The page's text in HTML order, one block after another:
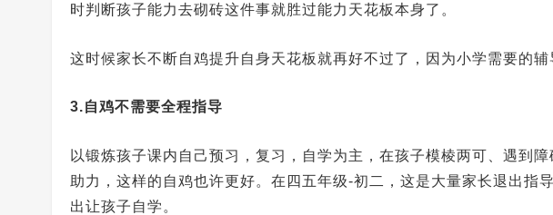
时判断孩子能力去砌砖这件事就胜过能力天花板本身了。
这时候家长不断自鸡提升自身天花板就再好不过了，因为小学需要的辅
3.自鸡不需要全程指导
以锻炼孩子课内自己预习，复习，自学为主，在孩子模棱两可、遇到
助力，这样的自鸡也许更好。在四五年级-初二，这是大量家长退出指
出让孩子自学。